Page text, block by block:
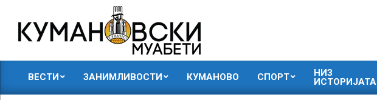
content
КУМАНОВСКИ
МУАБЕТИ
ВЕСТИ ЗАНИМЛИВОСТИ КУМАНОВО СПОРТ
НИЗ
ИСТОРИЈАТА